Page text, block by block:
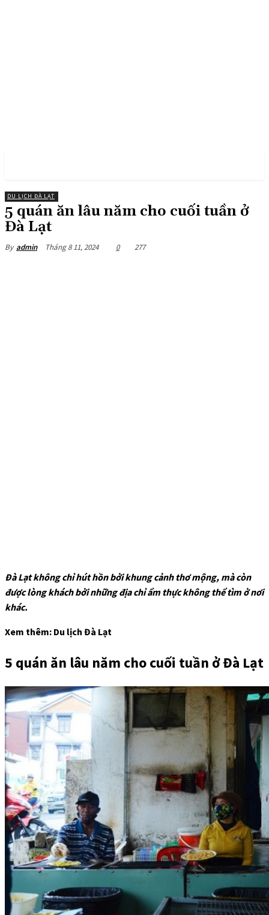
DU LỊCH ĐÀ LẠT
5 quán ăn lâu năm cho cuối tuần ở
Đà Lạt
By admin Tháng 8 11, 2024 0 277
Đà Lạt không chỉ hút hồn bởi khung cảnh thơ mộng, mà còn
được lòng khách bởi những địa chỉ ẩm thực không thể tìm ở nơi
khác.
Xem thêm: Du lịch Đà Lạt
5 quán ăn lâu năm cho cuối tuần ở Đà Lạt